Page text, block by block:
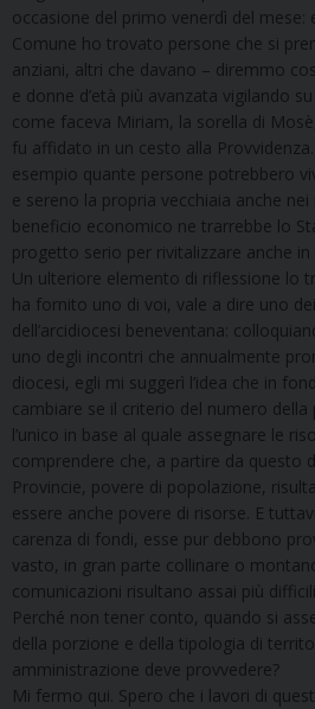
occasione del primo venerdì del mese:
Comune ho trovato persone che si
anziani, altri che davano – diremmo
e donne d’età più avanzata vigilando
come faceva Miriam, la sorella di
fu affidato in un cesto alla
esempio quante persone potrebbero
e sereno la propria vecchiaia anche
beneficio economico ne trarrebbe lo
progetto serio per rivitalizzare anche
Un ulteriore elemento di riflessione lo
ha fornito uno di voi, vale a dire uno
dell’arcidiocesi beneventana:
uno degli incontri che annualmente
diocesi, egli mi suggerì l’idea che in
cambiare se il criterio del numero
l’unico in base al quale assegnare le
comprendere che, a partire da questo
Provincie, povere di popolazione,
essere anche povere di risorse. E
carenza di fondi, esse pur debbono
vasto, in gran parte collinare o
comunicazioni risultano assai più
Perché non tener conto, quando si
della porzione e della tipologia di
amministrazione deve provvedere?
Mi fermo qui. Spero che i lavori di